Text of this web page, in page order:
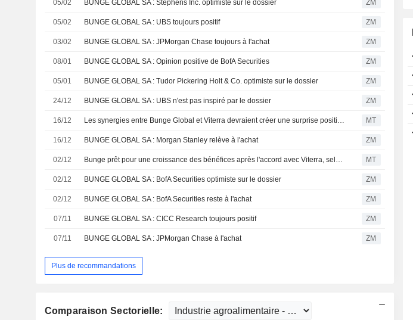
05/02 BUNGE GLOBAL SA : Stephens Inc. optimiste sur le dossier ZM
05/02 BUNGE GLOBAL SA : UBS toujours positif ZM
03/02 BUNGE GLOBAL SA : JPMorgan Chase toujours à l'achat ZM
08/01 BUNGE GLOBAL SA : Opinion positive de BofA Securities ZM
05/01 BUNGE GLOBAL SA : Tudor Pickering Holt & Co. optimiste sur le dossier ZM
24/12 BUNGE GLOBAL SA : UBS n'est pas inspiré par le dossier ZM
16/12 Les synergies entre Bunge Global et Viterra devraient créer une surprise positive à long terme, selon Morgan Stanley MT
16/12 BUNGE GLOBAL SA : Morgan Stanley relève à l'achat ZM
02/12 Bunge prêt pour une croissance des bénéfices après l'accord avec Viterra, selon BofA MT
02/12 BUNGE GLOBAL SA : BofA Securities optimiste sur le dossier ZM
02/12 BUNGE GLOBAL SA : BofA Securities reste à l'achat ZM
07/11 BUNGE GLOBAL SA : CICC Research toujours positif ZM
07/11 BUNGE GLOBAL SA : JPMorgan Chase à l'achat ZM
Plus de recommandations
Comparaison Sectorielle: